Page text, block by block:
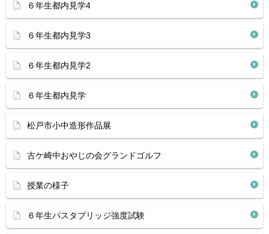
６年生都内見学4
６年生都内見学3
６年生都内見学2
６年生都内見学
松戸市小中造形作品展
古ケ崎中おやじの会グランドゴルフ
授業の様子
６年生パスタブリッジ強度試験